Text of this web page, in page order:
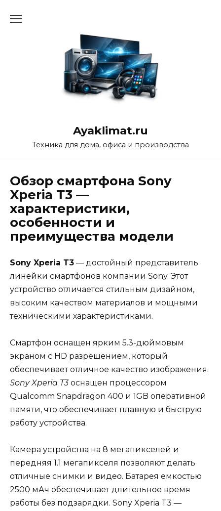
Ayaklimat.ru
Техника для дома, офиса и производства
Обзор смартфона Sony
Xperia T3 —
характеристики,
особенности и
преимущества модели
Sony Xperia T3 — достойный представитель
линейки смартфонов компании Sony. Этот
устройство отличается стильным дизайном,
высоким качеством материалов и мощными
техническими характеристиками.
Смартфон оснащен ярким 5.3-дюймовым
экраном с HD разрешением, который
обеспечивает отличное качество изображения.
Sony Xperia T3оснащен процессором
Qualcomm Snapdragon 400 и 1GB оперативной
памяти, что обеспечивает плавную и быструю
работу устройства.
Камера устройства на 8 мегапикселей и
передняя 1.1 мегапикселя позволяют делать
отличные снимки и видео. Батарея емкостью
2500 мАч обеспечивает длительное время
работы без подзарядки. Sony Xperia T3 —